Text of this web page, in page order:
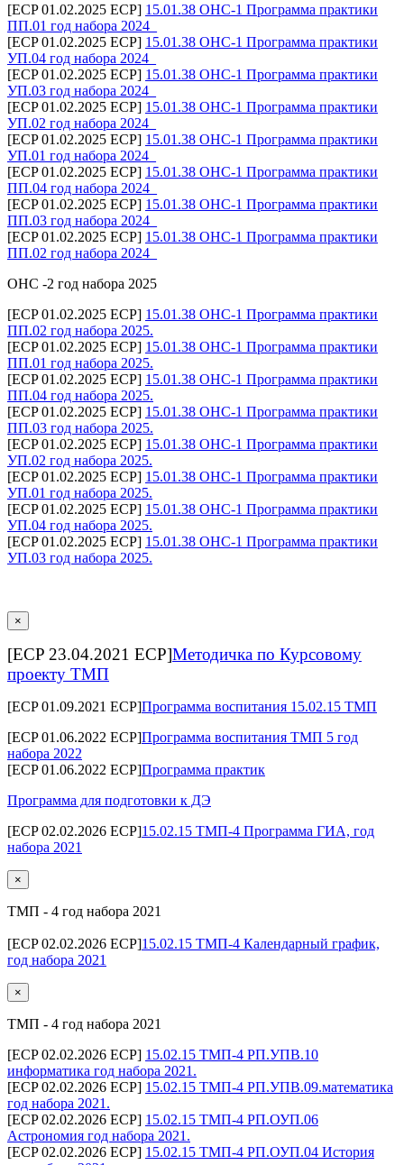
[ECP 01.02.2025 ECP] 15.01.38 ОНС-1 Программа практики
ПП.01 год набора 2024_
[ECP 01.02.2025 ECP] 15.01.38 ОНС-1 Программа практики
УП.04 год набора 2024_
[ECP 01.02.2025 ECP] 15.01.38 ОНС-1 Программа практики
УП.03 год набора 2024_
[ECP 01.02.2025 ECP] 15.01.38 ОНС-1 Программа практики
УП.02 год набора 2024_
[ECP 01.02.2025 ECP] 15.01.38 ОНС-1 Программа практики
УП.01 год набора 2024_
[ECP 01.02.2025 ECP] 15.01.38 ОНС-1 Программа практики
ПП.04 год набора 2024_
[ECP 01.02.2025 ECP] 15.01.38 ОНС-1 Программа практики
ПП.03 год набора 2024_
[ECP 01.02.2025 ECP] 15.01.38 ОНС-1 Программа практики
ПП.02 год набора 2024_
ОНС -2 год набора 2025
[ECP 01.02.2025 ECP] 15.01.38 ОНС-1 Программа практики
ПП.02 год набора 2025.
[ECP 01.02.2025 ECP] 15.01.38 ОНС-1 Программа практики
ПП.01 год набора 2025.
[ECP 01.02.2025 ECP] 15.01.38 ОНС-1 Программа практики
ПП.04 год набора 2025.
[ECP 01.02.2025 ECP] 15.01.38 ОНС-1 Программа практики
ПП.03 год набора 2025.
[ECP 01.02.2025 ECP] 15.01.38 ОНС-1 Программа практики
УП.02 год набора 2025.
[ECP 01.02.2025 ECP] 15.01.38 ОНС-1 Программа практики
УП.01 год набора 2025.
[ECP 01.02.2025 ECP] 15.01.38 ОНС-1 Программа практики
УП.04 год набора 2025.
[ECP 01.02.2025 ECP] 15.01.38 ОНС-1 Программа практики
УП.03 год набора 2025.
×
[ECP 23.04.2021 ECP]Методичка по Курсовому
проекту ТМП
[ECP 01.09.2021 ECP]Программа воспитания 15.02.15 ТМП
[ECP 01.06.2022 ECP]Программа воспитания ТМП 5 год
набора 2022
[ECP 01.06.2022 ECP]Программа практик
Программа для подготовки к ДЭ
[ECP 02.02.2026 ECP]15.02.15 ТМП-4 Программа ГИА, год
набора 2021
×
ТМП - 4 год набора 2021
[ECP 02.02.2026 ECP]15.02.15 ТМП-4 Календарный график,
год набора 2021
×
ТМП - 4 год набора 2021
[ECP 02.02.2026 ECP] 15.02.15 ТМП-4 РП.УПВ.10
информатика год набора 2021.
[ECP 02.02.2026 ECP] 15.02.15 ТМП-4 РП.УПВ.09.математика
год набора 2021.
[ECP 02.02.2026 ECP] 15.02.15 ТМП-4 РП.ОУП.06
Астрономия год набора 2021.
[ECP 02.02.2026 ECP] 15.02.15 ТМП-4 РП.ОУП.04 История